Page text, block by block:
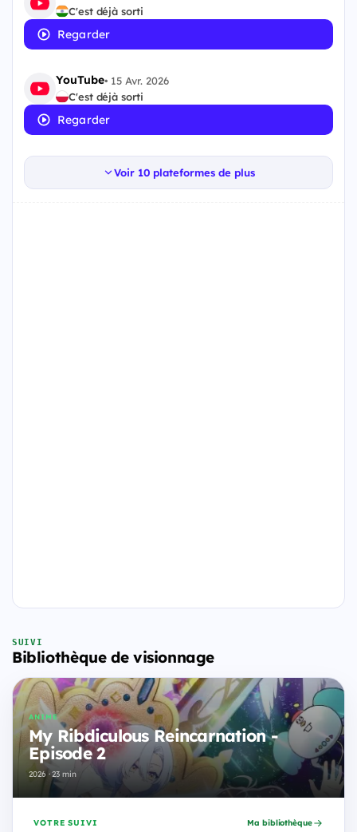
C'est déjà sorti
Regarder
YouTube• 15 Avr. 2026
C'est déjà sorti
Regarder
Voir 10 plateformes de plus
SUIVI
Bibliothèque de visionnage
ANIME
My Ribdiculous Reincarnation -
Episode 2
2026 · 23 min
VOTRE SUIVI Ma bibliothèque